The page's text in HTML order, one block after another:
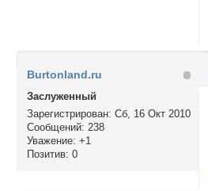
Burtonland.ru
Заслуженный
Зарегистрирован: Сб, 16 Окт 2010
Сообщений: 238
Уважение: +1
Позитив: 0